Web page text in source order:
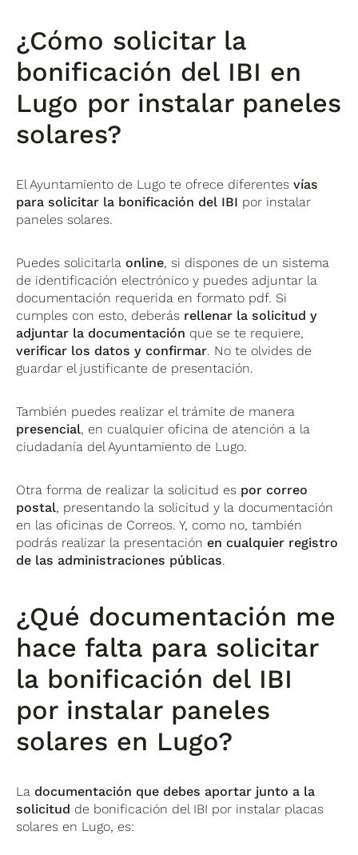
¿Cómo solicitar la
bonificación del IBI en
Lugo por instalar paneles
solares?
El Ayuntamiento de Lugo te ofrece diferentesvías
para solicitar la bonificación del IBI por instalar
paneles solares.
Puedes solicitarlaonline, si dispones de un sistema
de identificación electrónico y puedes adjuntar la
documentación requerida en formato pdf. Si
cumples con esto, deberás rellenar la solicitud y
adjuntar la documentación que se te requiere,
verificar los datos y confirmar. No te olvides de
guardar el justificante de presentación.
También puedes realizar el trámite de manera
presencial, en cualquier oficina de atención a la
ciudadanía del Ayuntamiento de Lugo.
Otra forma de realizar la solicitud es por correo
postal, presentando la solicitud y la documentación
en las oficinas de Correos. Y, como no, también
podrás realizar la presentaciónen cualquier registro
de las administraciones públicas.
¿Qué documentación me
hace falta para solicitar
la bonificación del IBI
por instalar paneles
solares en Lugo?
La documentación que debes aportar junto a la
solicitud de bonificación del IBI por instalar placas
solares en Lugo, es: